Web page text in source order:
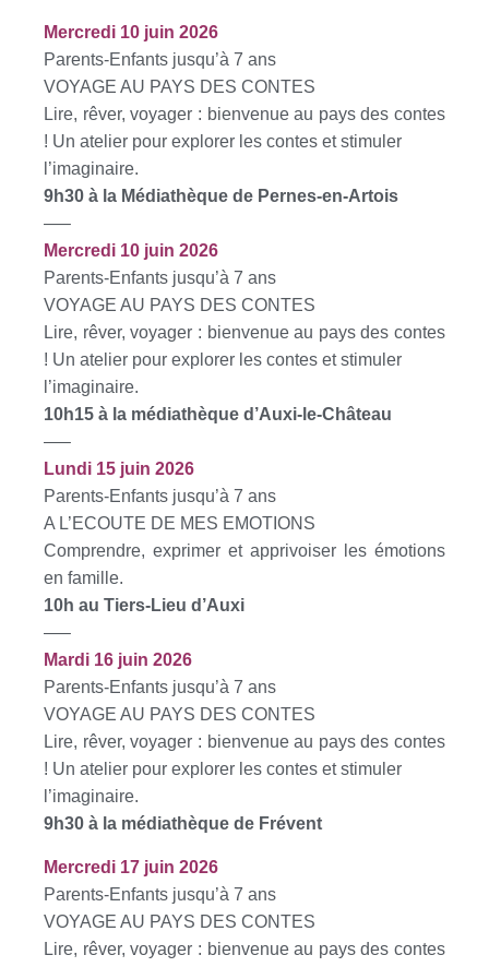
Mercredi 10 juin 2026
Parents-Enfants jusqu’à 7 ans
VOYAGE AU PAYS DES CONTES
Lire, rêver, voyager : bienvenue au pays des contes
! Un atelier pour explorer les contes et stimuler
l’imaginaire.
9h30 à la Médiathèque de Pernes-en-Artois
—–
Mercredi 10 juin 2026
Parents-Enfants jusqu’à 7 ans
VOYAGE AU PAYS DES CONTES
Lire, rêver, voyager : bienvenue au pays des contes
! Un atelier pour explorer les contes et stimuler
l’imaginaire.
10h15 à la médiathèque d’Auxi-le-Château
—–
Lundi 15 juin 2026
Parents-Enfants jusqu’à 7 ans
A L’ECOUTE DE MES EMOTIONS
Comprendre, exprimer et apprivoiser les émotions
en famille.
10h au Tiers-Lieu d’Auxi
—–
Mardi 16 juin 2026
Parents-Enfants jusqu’à 7 ans
VOYAGE AU PAYS DES CONTES
Lire, rêver, voyager : bienvenue au pays des contes
! Un atelier pour explorer les contes et stimuler
l’imaginaire.
9h30 à la médiathèque de Frévent
Mercredi 17 juin 2026
Parents-Enfants jusqu’à 7 ans
VOYAGE AU PAYS DES CONTES
Lire, rêver, voyager : bienvenue au pays des contes